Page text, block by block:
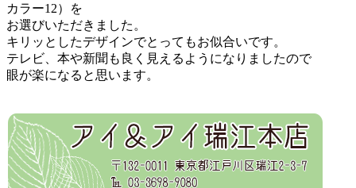
カラー12）を
お選びいただきました。
キリッとしたデザインでとってもお似合いです。
テレビ、本や新聞も良く見えるようになりましたので
眼が楽になると思います。